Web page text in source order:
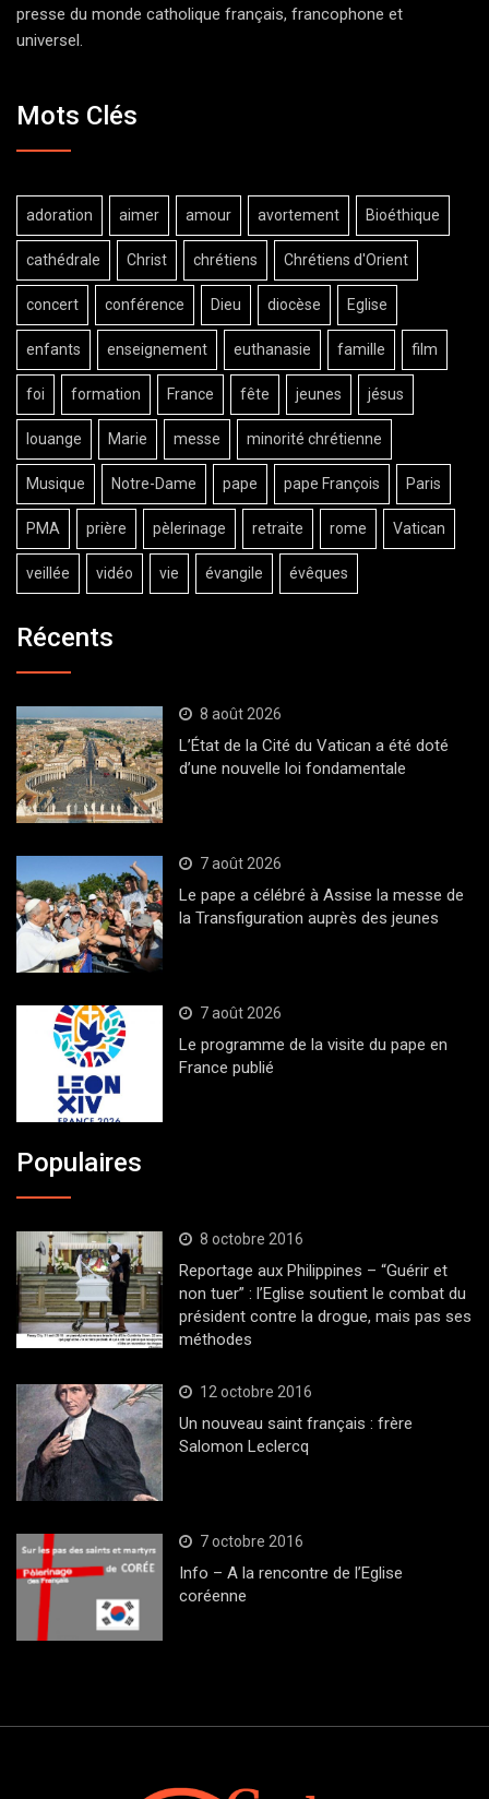
presse du monde catholique français, francophone et
universel.
Mots Clés
adoration aimer amour avortement Bioéthique
cathédrale Christ chrétiens Chrétiens d'Orient
concert conférence Dieu diocèse Eglise
enfants enseignement euthanasie famille film
foi formation France fête jeunes jésus
louange Marie messe minorité chrétienne
Musique Notre-Dame pape pape François Paris
PMA prière pèlerinage retraite rome Vatican
veillée vidéo vie évangile évêques
Récents
8 août 2026
L’État de la Cité du Vatican a été doté
d’une nouvelle loi fondamentale
7 août 2026
Le pape a célébré à Assise la messe de
la Transfiguration auprès des jeunes
7 août 2026
Le programme de la visite du pape en
France publié
Populaires
8 octobre 2016
Reportage aux Philippines – “Guérir et
non tuer” : l’Eglise soutient le combat du
président contre la drogue, mais pas ses
méthodes
12 octobre 2016
Un nouveau saint français : frère
Salomon Leclercq
7 octobre 2016
Info – A la rencontre de l’Eglise
coréenne